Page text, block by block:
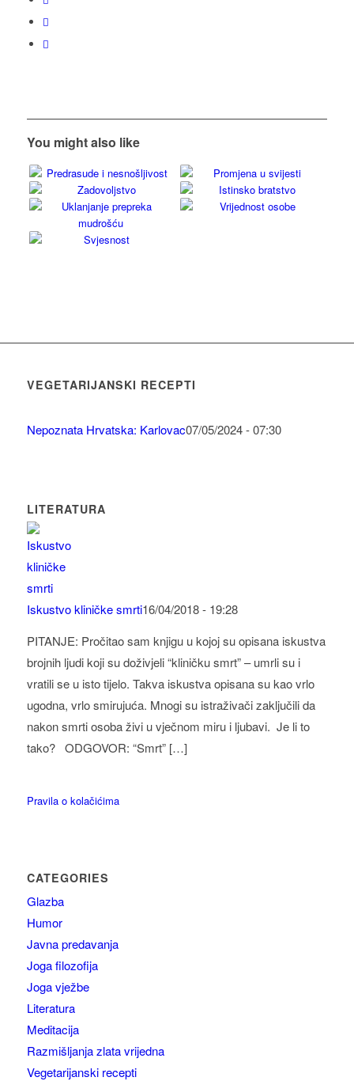
You might also like
VEGETARIJANSKI RECEPTI
Nepoznata Hrvatska: Karlovac07/05/2024 - 07:30
LITERATURA
Iskustvo kliničke smrti16/04/2018 - 19:28
PITANJE: Pročitao sam knjigu u kojoj su opisana iskustva
brojnih ljudi koji su doživjeli “kliničku smrt” – umrli su i
vratili se u isto tijelo. Takva iskustva opisana su kao vrlo
ugodna, vrlo smirujuća. Mnogi su istraživači zaključili da
nakon smrti osoba živi u vječnom miru i ljubavi. Je li to
tako? ODGOVOR: “Smrt” […]
Pravila o kolačićima
CATEGORIES
Glazba
Humor
Javna predavanja
Joga filozofija
Joga vježbe
Literatura
Meditacija
Razmišljanja zlata vrijedna
Vegetarijanski recepti